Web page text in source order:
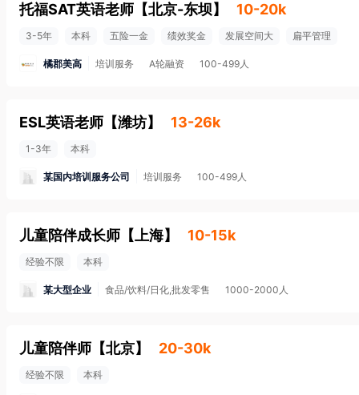
托福SAT英语老师 【北京-东坝】 10-20k
3-5年 本科 五险一金 绩效奖金 发展空间大 扁平管理
橘郡美高 培训服务 A轮融资 100-499人
ESL英语老师 【潍坊】 13-26k
1-3年 本科
某国内培训服务公司 培训服务 100-499人
儿童陪伴成长师 【 上海】 10-15k
经验不限 本科
某大型企业 食品/饮料/日化,批发零售 1000-2000人
儿童陪伴师 【北京】 20-30k
经验不限 本科